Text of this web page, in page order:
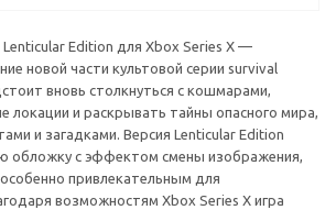
Lenticular Edition для Xbox Series X —
новой части культовой серии survival
вновь столкнуться с кошмарами,
локации и раскрывать тайны опасного мира,
и загадками. Версия Lenticular Edition
обложку с эффектом смены изображения,
привлекательным для
возможностям Xbox Series X игра